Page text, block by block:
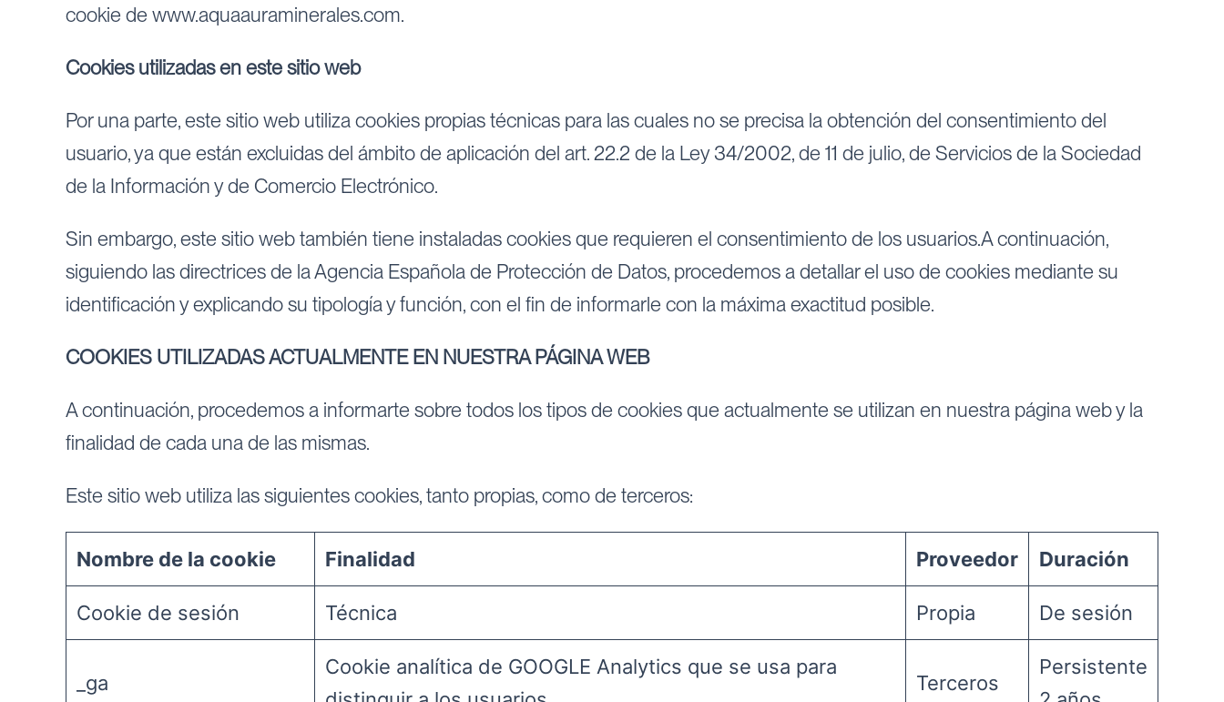
cookie de www.aquaauraminerales.com.
Cookies utilizadas en este sitio web
Por una parte, este sitio web utiliza cookies propias técnicas para las cuales no se precisa la obtención del consentimiento del
usuario, ya que están excluidas del ámbito de aplicación del art. 22.2 de la Ley 34/2002, de 11 de julio, de Servicios de la Sociedad
de la Información y de Comercio Electrónico.
Sin embargo, este sitio web también tiene instaladas cookies que requieren el consentimiento de los usuarios.A continuación,
siguiendo las directrices de la Agencia Española de Protección de Datos, procedemos a detallar el uso de cookies mediante su
identificación y explicando su tipología y función, con el fin de informarle con la máxima exactitud posible.
COOKIES UTILIZADAS ACTUALMENTE EN NUESTRA PÁGINA WEB
A continuación, procedemos a informarte sobre todos los tipos de cookies que actualmente se utilizan en nuestra página web y la
finalidad de cada una de las mismas.
Este sitio web utiliza las siguientes cookies, tanto propias, como de terceros:
Nombre de la cookie Finalidad Proveedor Duración
Cookie de sesión Técnica Propia De sesión
_ga
Cookie analítica de GOOGLE Analytics que se usa para
Terceros
Persistente